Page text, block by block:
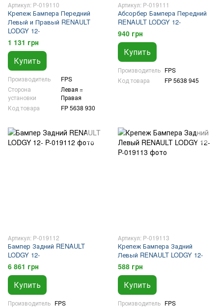
Артикул: P-019110
Крепеж Бампера Передний
Левый и Правый RENAULT
LODGY 12-
1 131 грн
Купить
Производитель
FPS
Сторона
установки
Левая =
Правая
Код товара
FP 5638 930
Артикул: P-019111
Абсорбер Бампера Передний
RENAULT LODGY 12-
940 грн
Купить
Производитель FPS
Код товара
FP 5638 945
Артикул: P-019112
Бампер Задний RENAULT
LODGY 12-
6 861 грн
Купить
Производитель FPS
Артикул: P-019113
Крепеж Бампера Задний
Левый RENAULT LODGY 12-
588 грн
Купить
Производитель FPS